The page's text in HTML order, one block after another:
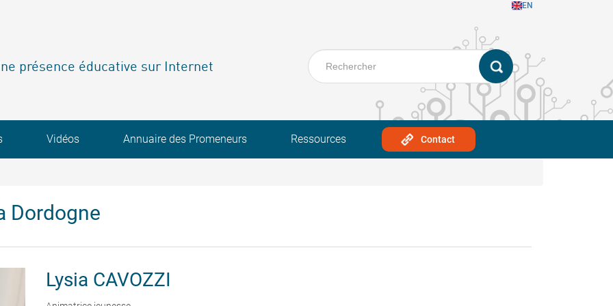
EN
présence éducative sur Internet
Vidéos Annuaire des Promeneurs Ressources Contact
Dordogne
Lysia CAVOZZI